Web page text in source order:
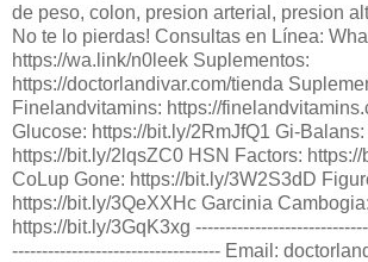
de peso, colon, presion arterial, presion
No te lo pierdas! Consultas en Línea:
https://wa.link/n0leek Suplementos:
https://doctorlandivar.com/tienda
Finelandvitamins: https://
Glucose: https://bit.ly/2RmJfQ1 Gi-Balans:
https://bit.ly/2lqsZC0 HSN Factors:
CoLup Gone: https://bit.ly/3W2S3dD
https://bit.ly/3QeXXHc Garcinia Cambogia:
https://bit.ly/3GqK3xg
----------------------------------- Email: